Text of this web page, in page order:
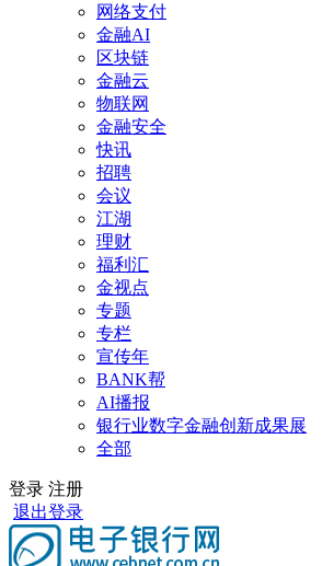
网络支付
金融AI
区块链
金融云
物联网
金融安全
快讯
招聘
会议
江湖
理财
福利汇
金视点
专题
专栏
宣传年
BANK帮
AI播报
银行业数字金融创新成果展
全部
登录 注册
退出登录